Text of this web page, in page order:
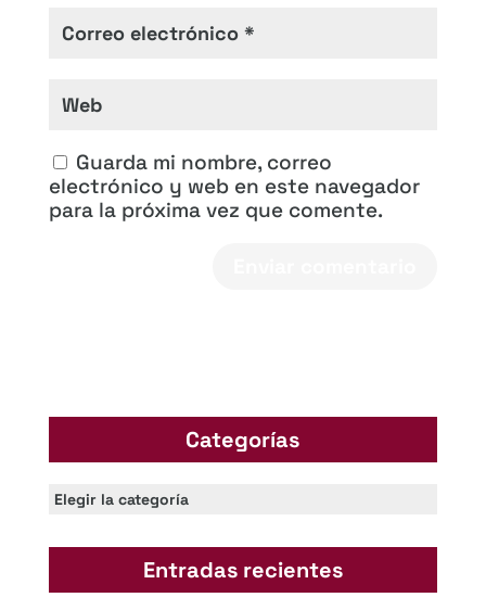
Guarda mi nombre, correo
electrónico y web en este navegador
para la próxima vez que comente.
Categorías
Categorías
Entradas recientes